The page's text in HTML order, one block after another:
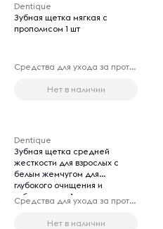
Dentique
Зубная щетка мягкая с
прополисом 1 шт
Средства для ухода за протезами
Нет в наличии
Dentique
Зубная щетка средней
жесткости для взрослых с
белым жемчугом для
глубокого очищения и
отбеливания, 1 шт
Средства для ухода за протезами
Нет в наличии